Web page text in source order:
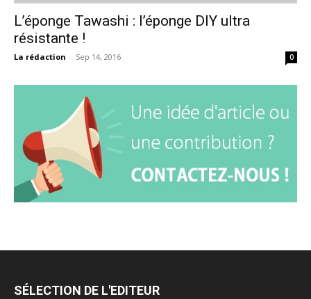
L’éponge Tawashi : l’éponge DIY ultra
résistante !
La rédaction - Sep 14, 2016 0
SÉLECTION DE L'EDITEUR